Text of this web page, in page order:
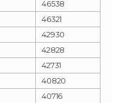
46538
46321
42930
42828
42731
40820
40716